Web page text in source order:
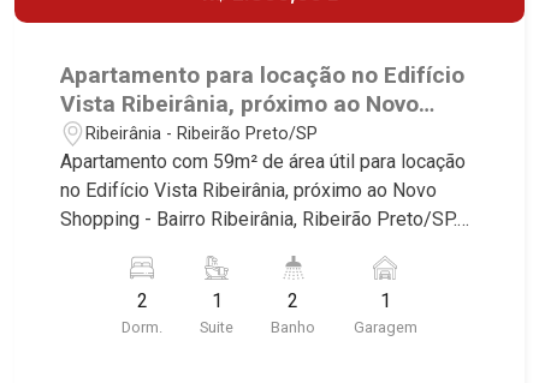
Apartamento para locação no Edifício
Vista Ribeirânia, próximo ao Novo
Shopping - Ribeirão Preto/SP.
Ribeirânia - Ribeirão Preto/SP
Apartamento com 59m² de área útil para locação
no Edifício Vista Ribeirânia, próximo ao Novo
Shopping - Bairro Ribeirânia, Ribeirão Preto/SP.
Martinelli Imobiliária selecionou para você: -
59m² de área útil - 2 dormitórios com armários,
sendo 1 suíte - Banheiro social - Sala 2
2
Dorm.
1
Suite
2
Banho
1
Garagem